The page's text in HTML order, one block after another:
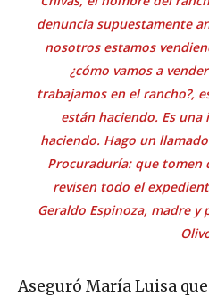
denuncia supuestamente
nosotros estamos
¿cómo vamos a
trabajamos en el rancho?,
están haciendo. Es
haciendo. Hago un
Procuraduría: que tomen
revisen todo el
Geraldo Espinoza, madre y
Aseguró María Luisa